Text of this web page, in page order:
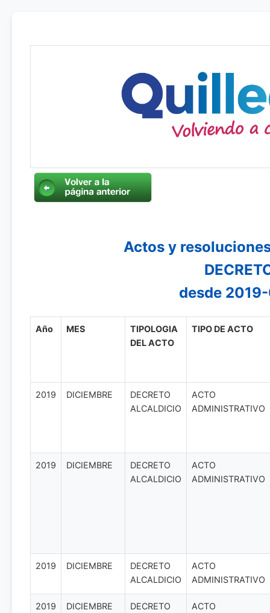
Actos y
desde
Año MES
TIPOLOGIA
DEL ACTO
TIPO DE ACTO
2019 DICIEMBRE
DECRETO
ALCALDICIO
ACTO
ADMINISTRATIVO
2019 DICIEMBRE
DECRETO
ALCALDICIO
ACTO
ADMINISTRATIVO
2019 DICIEMBRE
DECRETO
ALCALDICIO
ACTO
ADMINISTRATIVO
2019 DICIEMBRE
DECRETO
ACTO